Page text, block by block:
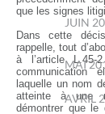
que les signes
Dans cette
rappelle, tout
à l’article
communication
laquelle un nom
atteinte à une
démontrer que le
JUIN
MAI
AVRIL